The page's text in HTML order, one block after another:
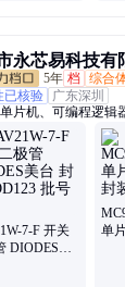
永芯易科技有
5年 档 综合
已核验
广东深圳
单片机、可编程逻辑
、数字信号处理器
灵思、ADI亚德诺、
7-F 开关
DIODES美
单